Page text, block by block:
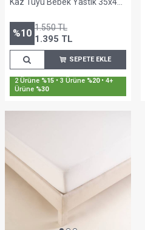
%10 1.550TL
1.395 TL
SEPETE EKLE
2 Ürüne %15 • 3 Ürüne %20• 4+
Ürüne %30